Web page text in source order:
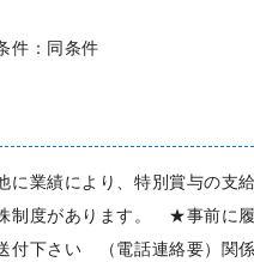
件：同条件
に業績により、特別賞与の支
制度があります。 ★事前に
付下さい （電話連絡要）関